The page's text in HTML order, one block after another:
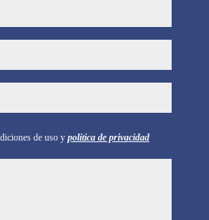
de uso y política de privacidad